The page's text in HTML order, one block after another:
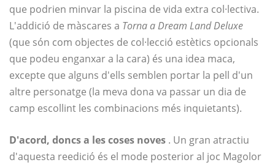
que podrien minvar la piscina de vida extra col·lectiva.
L'addició de màscares a Torna a Dream Land Deluxe
(que són com objectes de col·lecció estètics opcionals
que podeu enganxar a la cara) és una idea maca,
excepte que alguns d'ells semblen portar la pell d'un
altre personatge (la meva dona va passar un dia de
camp escollint les combinacions més inquietants).
D'acord, doncs a les coses noves . Un gran atractiu
d'aquesta reedició és el mode posterior al joc Magolor